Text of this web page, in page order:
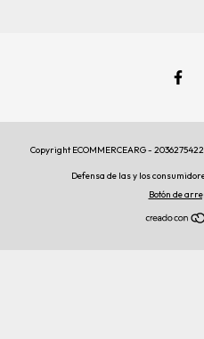
Copyright ECOMMERCEARG -
Defensa de las y los
Botón de